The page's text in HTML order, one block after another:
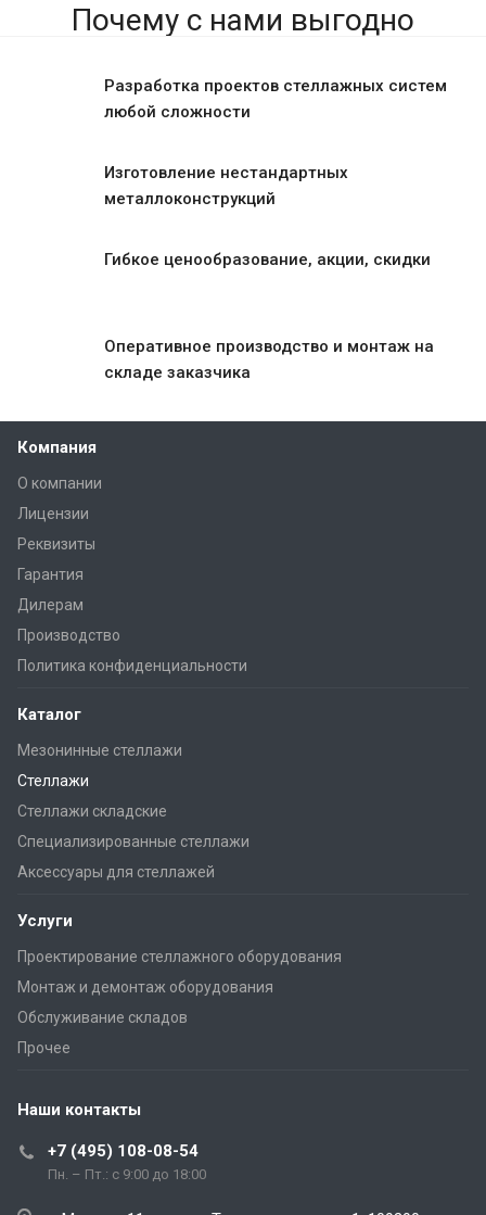
Почему с нами выгодно
Разработка проектов стеллажных систем
любой сложности
Изготовление нестандартных
металлоконструкций
Гибкое ценообразование, акции, скидки
Оперативное производство и монтаж на
складе заказчика
Компания
О компании
Лицензии
Реквизиты
Гарантия
Дилерам
Производство
Политика конфиденциальности
Каталог
Мезонинные стеллажи
Стеллажи
Стеллажи складские
Специализированные стеллажи
Аксессуары для стеллажей
Услуги
Проектирование стеллажного оборудования
Монтаж и демонтаж оборудования
Обслуживание складов
Прочее
Наши контакты
+7 (495) 108-08-54
Пн. – Пт.: с 9:00 до 18:00